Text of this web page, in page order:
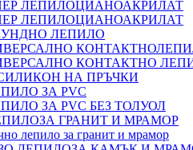
ЛЕПИЛОЦИАНОАКРИЛАТ
ЛЕПИЛОЦИАНОАКРИЛАТ
ЛЕПИЛО
КОНТАКТНО
СИЛИКОН НА ПРЪЧКИ
ЗА PVC
ЗА PVC БЕЗ ТОЛУОЛ
ГРАНИТ И МРАМОP
лепило за гранит и мрамор